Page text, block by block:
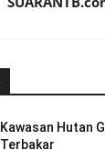
Kawasan Hutan
Terbakar